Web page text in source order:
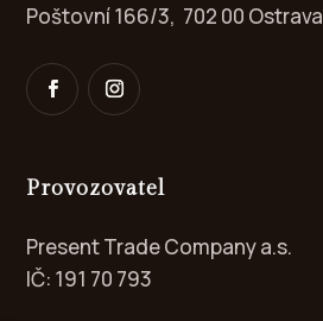
Poštovní 166/3, 702 00 Ostrava
Provozovatel
Present Trade Company a.s.
IČ: 191 70 793